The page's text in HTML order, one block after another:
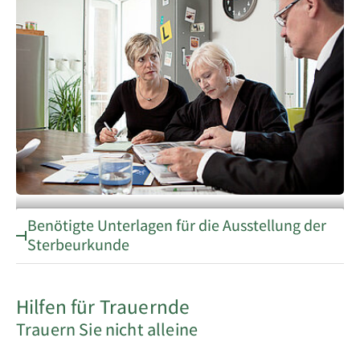
Einfühlsame Beratung
Benötigte Unterlagen für die Ausstellung der
Sterbeurkunde
Hilfen für Trauernde
Trauern Sie nicht alleine